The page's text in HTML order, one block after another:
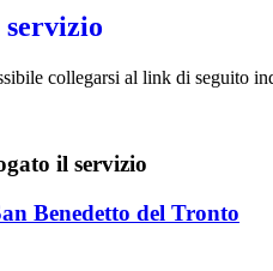
servizio
collegarsi al link di seguito
il servizio
Benedetto del Tronto